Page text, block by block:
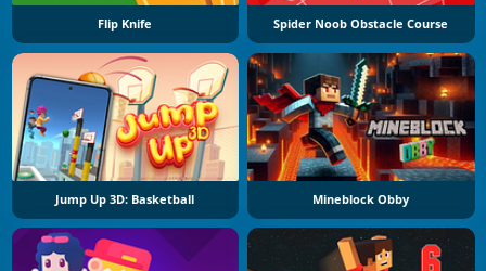
Flip Knife Spider Noob Obstacle Course
Jump Up 3D: Basketball Mineblock Obby